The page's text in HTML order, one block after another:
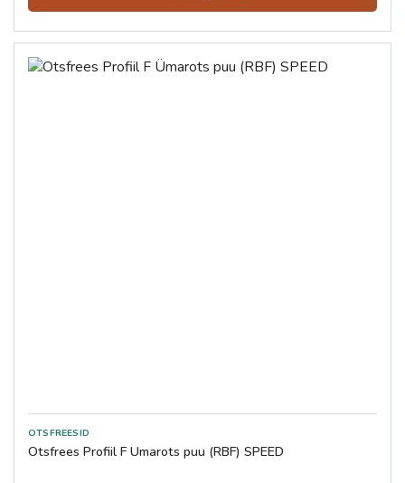
Otsfrees Profiil F Ümarots puu (RBF) SPEED